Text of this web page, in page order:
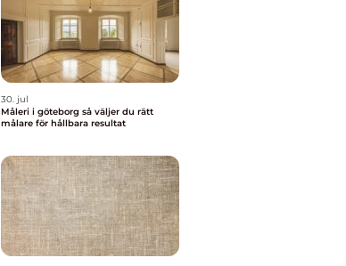
30. jul
Måleri i göteborg så väljer du rätt
målare för hållbara resultat